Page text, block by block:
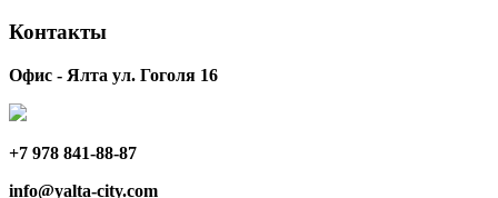
Контакты
Офис - Ялта ул. Гоголя 16
+7 978 841-88-87
info@yalta-city.com